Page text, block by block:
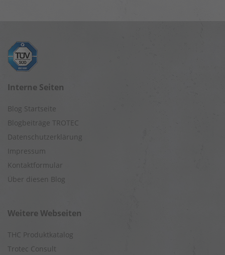
Interne Seiten
Blog Startseite
Blogbeiträge TROTEC
Datenschutzerklärung
Impressum
Kontaktformular
Über diesen Blog
Weitere Webseiten
THC Produktkatalog
Trotec Consult